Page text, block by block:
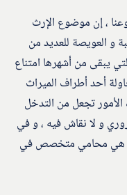
، إن موضوع الإرث
و العويصة للعديد من
يبقى من أشهرها امتناع
أحد أطراف الميراث
تجعل من التدخل
و لا نقاش فيه ، و في
هي محامي متخصص في